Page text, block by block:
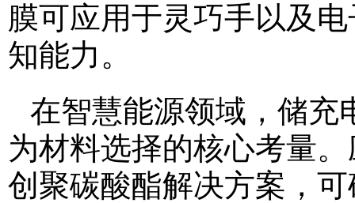
膜可应用于灵巧手以及
知能力。
在智慧能源领域，储充
为材料选择的核心考量
创聚碳酸酯解决方案，